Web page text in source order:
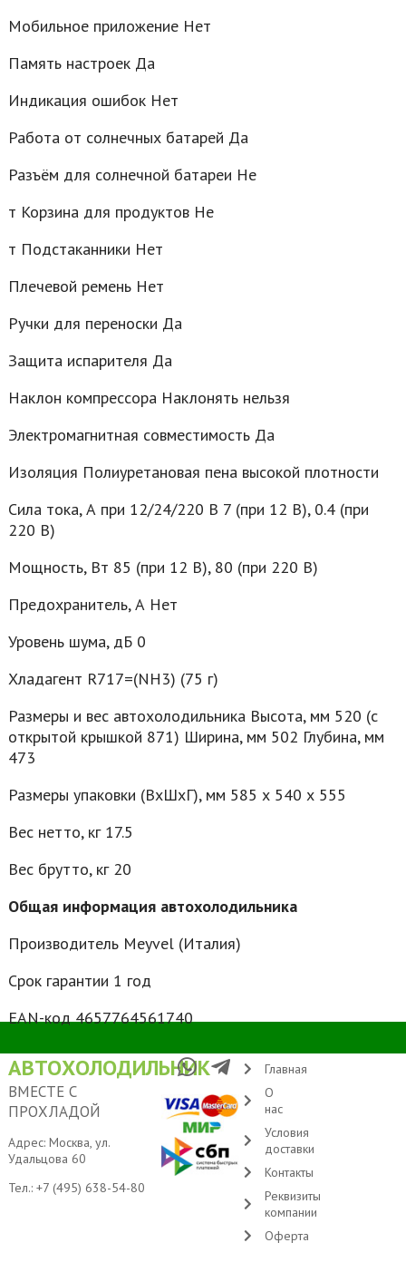
Мобильное приложение Нет
Память настроек Да
Индикация ошибок Нет
Работа от солнечных батарей Да
Разъём для солнечной батареи Не
т Корзина для продуктов Не
т Подстаканники Нет
Плечевой ремень Нет
Ручки для переноски Да
Защита испарителя Да
Наклон компрессора Наклонять нельзя
Электромагнитная совместимость Да
Изоляция Полиуретановая пена высокой плотности
Сила тока, А при 12/24/220 В 7 (при 12 В), 0.4 (при
220 В)
Мощность, Вт 85 (при 12 В), 80 (при 220 В)
Предохранитель, А Нет
Уровень шума, дБ 0
Хладагент R717=(NH3) (75 г)
Размеры и вес автохолодильника Высота, мм 520 (с
открытой крышкой 871) Ширина, мм 502 Глубина, мм
473
Размеры упаковки (ВxШxГ), мм 585 х 540 х 555
Вес нетто, кг 17.5
Вес брутто, кг 20
Общая информация автохолодильника
Производитель Meyvel (Италия)
Срок гарантии 1 год
EAN-код 4657764561740
АВТОХОЛОДИЛЬНИК
ВМЕСТЕ С
ПРОХЛАДОЙ
Адрес: Москва, ул.
Удальцова 60
Тел.: +7 (495) 638-54-80
Главная
О
нас
Условия
доставки
Контакты
Реквизиты
компании
Оферта